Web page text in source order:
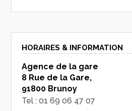
HORAIRES & INFORMATION
Agence de la gare
8 Rue de la Gare,
91800 Brunoy
Tel : 01 69 06 47 07